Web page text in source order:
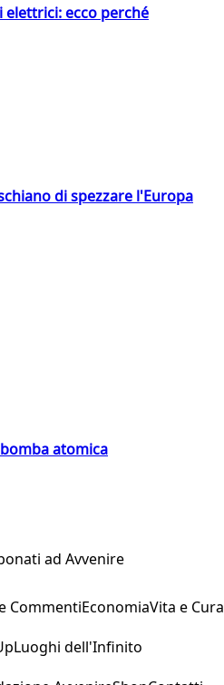
ecco perché
di spezzare l'Europa
atomica
ad Avvenire
CommentiEconomiaVita e Cura
Luoghi dell'Infinito